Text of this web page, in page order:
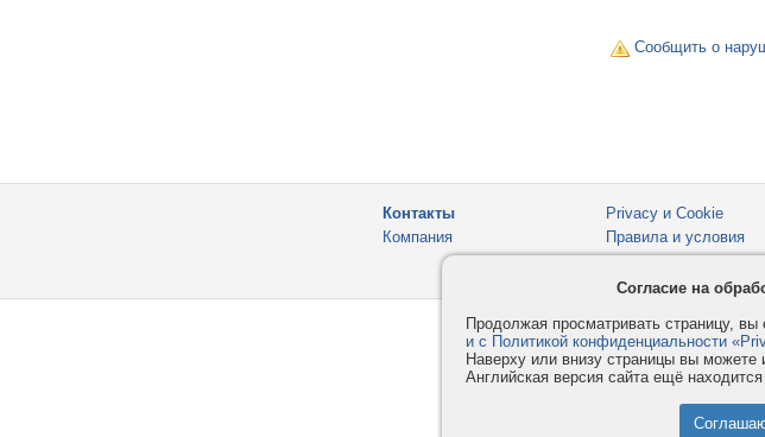
Сообщить о
Контакты
Компания
Privacy и Cookie
Правила и условия
Согласие на
Продолжая просматривать страницу,
и с Политикой конфиденциальности
Наверху или внизу страницы вы можете
Английская версия сайта ещё